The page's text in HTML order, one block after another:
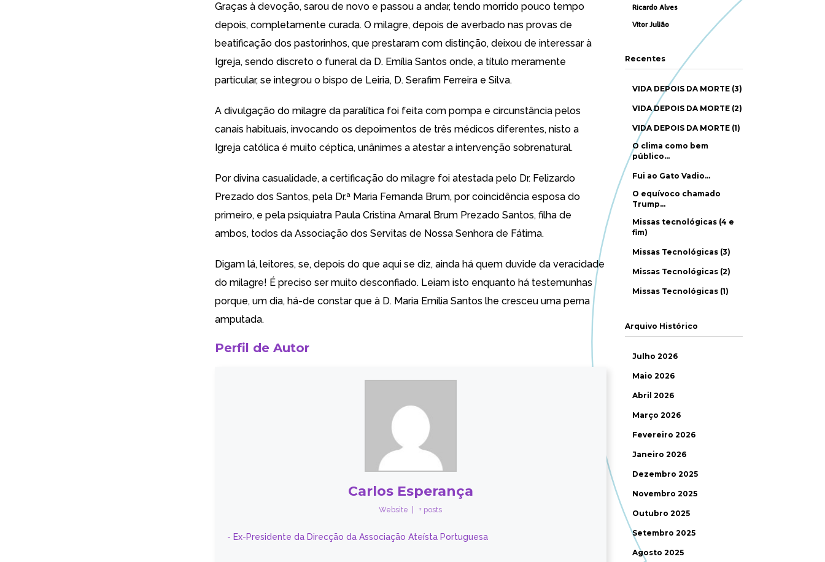
Graças à devoção, sarou de novo e passou a andar, tendo morrido pouco tempo
depois, completamente curada. O milagre, depois de averbado nas provas de
beatificação dos pastorinhos, que prestaram com distinção, deixou de interessar à
Igreja, sendo discreto o funeral da D. Emília Santos onde, a título meramente
particular, se integrou o bispo de Leiria, D. Serafim Ferreira e Silva.
A divulgação do milagre da paralítica foi feita com pompa e circunstância pelos
canais habituais, invocando os depoimentos de três médicos diferentes, nisto a
Igreja católica é muito céptica, unânimes a atestar a intervenção sobrenatural.
Por divina casualidade, a certificação do milagre foi atestada pelo Dr. Felizardo
Prezado dos Santos, pela Dr.ª Maria Fernanda Brum, por coincidência esposa do
primeiro, e pela psiquiatra Paula Cristina Amaral Brum Prezado Santos, filha de
ambos, todos da Associação dos Servitas de Nossa Senhora de Fátima.
Digam lá, leitores, se, depois do que aqui se diz, ainda há quem duvide da veracidade
do milagre! É preciso ser muito desconfiado. Leiam isto enquanto há testemunhas
porque, um dia, há-de constar que à D. Maria Emília Santos lhe cresceu uma perna
amputada.
Perfil de Autor
Carlos Esperança
Website + posts
- Ex-Presidente da Direcção da Associação Ateísta Portuguesa
Ricardo Alves
Vítor Julião
Recentes
VIDA DEPOIS DA MORTE (3)
VIDA DEPOIS DA MORTE (2)
VIDA DEPOIS DA MORTE (1)
O clima como bem
público…
Fui ao Gato Vadio…
O equívoco chamado
Trump…
Missas tecnológicas (4 e
fim)
Missas Tecnológicas (3)
Missas Tecnológicas (2)
Missas Tecnológicas (1)
Arquivo Histórico
Julho 2026
Maio 2026
Abril 2026
Março 2026
Fevereiro 2026
Janeiro 2026
Dezembro 2025
Novembro 2025
Outubro 2025
Setembro 2025
Agosto 2025